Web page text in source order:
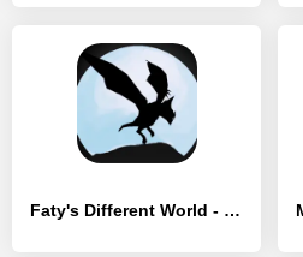
Faty's Different World - [Взлом/МОД Бесконечные деньги]